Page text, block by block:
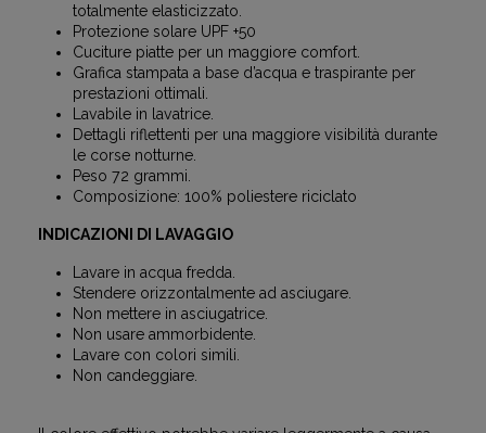
totalmente elasticizzato.
Protezione solare UPF +50
Cuciture piatte per un maggiore comfort.
Grafica stampata a base d’acqua e traspirante per
prestazioni ottimali.
Lavabile in lavatrice.
Dettagli riflettenti per una maggiore visibilità durante
le corse notturne.
Peso 72 grammi.
Composizione: 100% poliestere riciclato
INDICAZIONI DI LAVAGGIO
Lavare in acqua fredda.
Stendere orizzontalmente ad asciugare.
Non mettere in asciugatrice.
Non usare ammorbidente.
Lavare con colori simili.
Non candeggiare.